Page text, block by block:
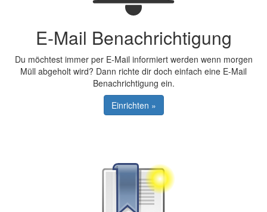
E-Mail Benachrichtigung
Du möchtest immer per E-Mail informiert werden wenn morgen
Müll abgeholt wird? Dann richte dir doch einfach eine E-Mail
Benachrichtigung ein.
Einrichten »